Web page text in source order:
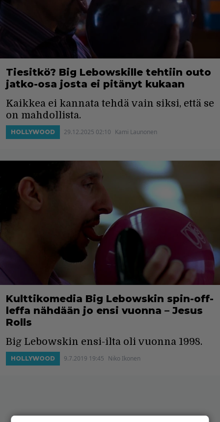
Tiesitkö? Big Lebowskille tehtiin outo
jatko-osa josta ei pitänyt kukaan
Kaikkea ei kannata tehdä vain siksi, että se
on mahdollista.
HOLLYWOOD 29.12.2025 02:10 Kami Launonen
Kulttikomedia Big Lebowskin spin-off-
leffa nähdään jo ensi vuonna – Jesus
Rolls
Big Lebowskin ensi-ilta oli vuonna 1998.
HOLLYWOOD 9.7.2019 19:45 Niko Ikonen